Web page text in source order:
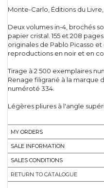
Monte-Carlo, Éditions du
Deux volumes in-4, brochés
papier cristal. 155 et 208
originales de Pablo Picasso
reproductions en noir et en
Tirage à 2 500 exemplaires
Renage filigrané à la marque
numéroté 334.
Légères pliures à l'angle
MY ORDERS
SALE INFORMATION
SALES CONDITIONS
RETURN TO CATALOGUE